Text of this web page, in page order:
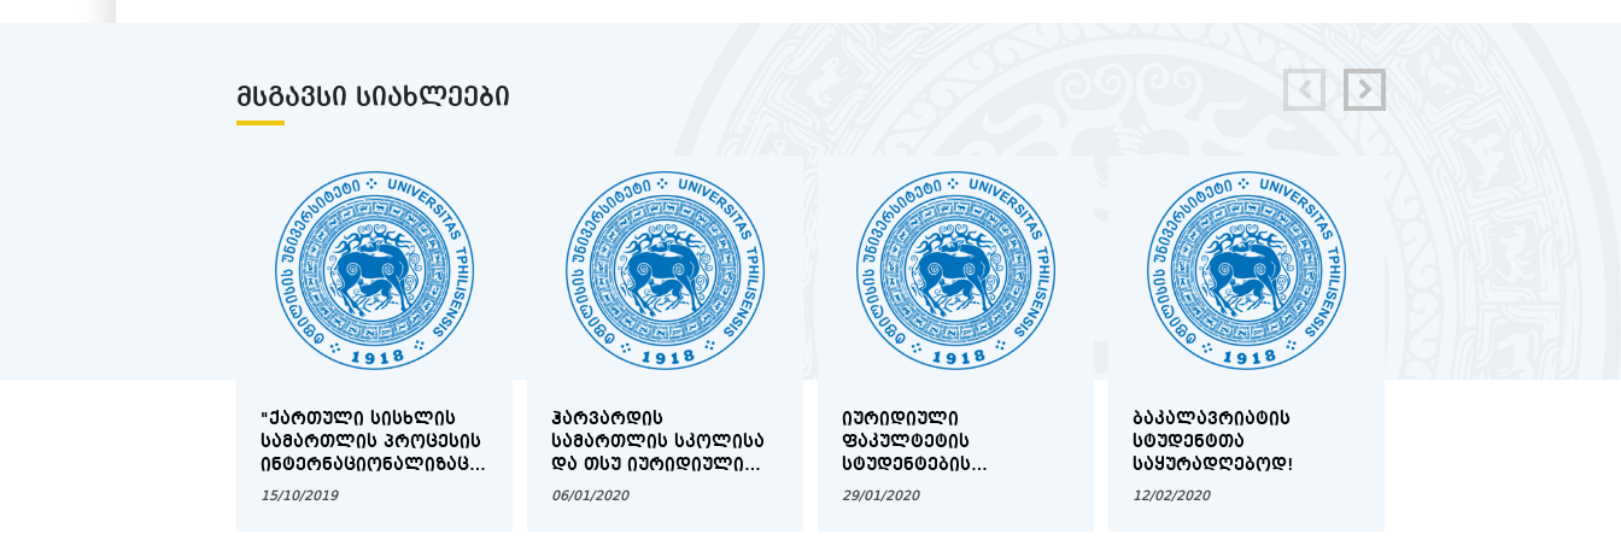
ᲛᲡᲒᲐᲕᲡᲘ ᲡᲘᲐᲮᲚᲔᲔᲑᲘ
"ᲥᲐᲠᲗᲣᲚᲘ ᲡᲘᲡᲮᲚᲘᲡ
ᲡᲐᲛᲐᲠᲗᲚᲘᲡ ᲞᲠᲝᲪᲔᲡᲘᲡ
ᲘᲜᲢᲔᲠᲜᲐᲪᲘᲝᲜᲐᲚᲘᲖᲐᲪᲘᲐ
ᲓᲐ ᲔᲕᲠᲝᲞᲔᲘᲖᲐᲪᲘᲐ,
15/10/2019
ᲰᲐᲠᲕᲐᲠᲓᲘᲡ
ᲡᲐᲛᲐᲠᲗᲚᲘᲡ ᲡᲙᲝᲚᲘᲡᲐ
ᲓᲐ ᲗᲡᲣ ᲘᲣᲠᲘᲓᲘᲣᲚᲘ
ᲤᲐᲙᲣᲚᲢᲔᲢᲘᲡ
06/01/2020
ᲘᲣᲠᲘᲓᲘᲣᲚᲘ
ᲤᲐᲙᲣᲚᲢᲔᲢᲘᲡ
ᲡᲢᲣᲓᲔᲜᲢᲔᲑᲘᲡ
ᲡᲐᲧᲣᲠᲐᲓᲦᲔᲑᲝᲓ!
29/01/2020
ᲑᲐᲙᲐᲚᲐᲕᲠᲘᲐᲢᲘᲡ
ᲡᲢᲣᲓᲔᲜᲢᲗᲐ
ᲡᲐᲧᲣᲠᲐᲓᲦᲔᲑᲝᲓ!
12/02/2020